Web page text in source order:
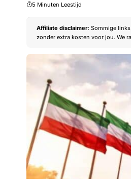
5 Minuten Leestijd
Affiliate disclaimer: Sommige
zonder extra kosten voor jou. We